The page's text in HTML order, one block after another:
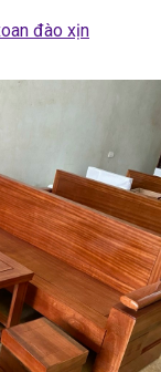
đào xịn